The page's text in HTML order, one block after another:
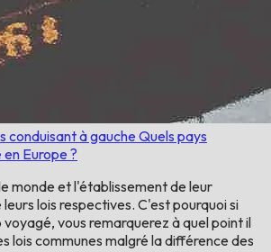
conduisant à gauche Quels pays
Europe ?
monde et l'établissement de leur
lois respectives. C'est pourquoi si
vous remarquerez à quel point il
lois communes malgré la différence des